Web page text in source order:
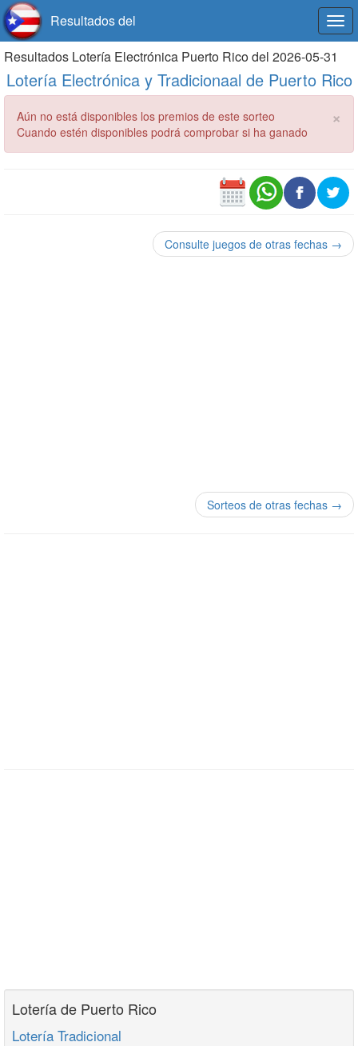
Resultados del
Resultados Lotería Electrónica Puerto Rico del 2026-05-31
Lotería Electrónica y Tradicionaal de Puerto Rico
×
Aún no está disponibles los premios de este sorteo
Cuando estén disponibles podrá comprobar si ha ganado
Consulte juegos de otras fechas →
Sorteos de otras fechas →
Lotería de Puerto Rico
Lotería Tradicional